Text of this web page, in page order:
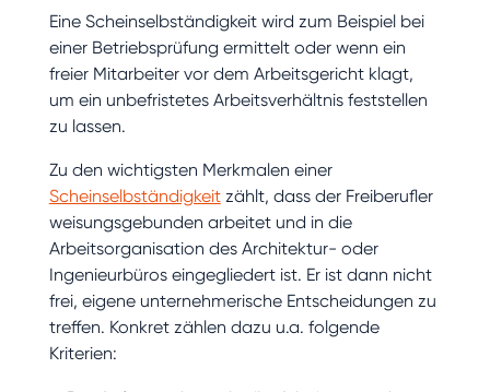
Eine Scheinselbständigkeit wird zum Beispiel bei
einer Betriebsprüfung ermittelt oder wenn ein
freier Mitarbeiter vor dem Arbeitsgericht klagt,
um ein unbefristetes Arbeitsverhältnis feststellen
zu lassen.
Zu den wichtigsten Merkmalen einer
Scheinselbständigkeitzählt, dass der Freiberufler
weisungsgebunden arbeitet und in die
Arbeitsorganisation des Architektur- oder
Ingenieurbüros eingegliedert ist. Er ist dann nicht
frei, eigene unternehmerische Entscheidungen zu
treffen. Konkret zählen dazu u.a. folgende
Kriterien: